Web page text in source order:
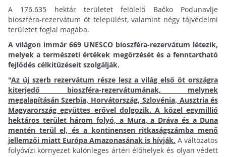
A 176.635 hektár területet felölelő Bačko Podunavlje
bioszféra-rezervátum öt települést, valamint négy tájvédelmi
területet foglal magába.
A világon immár 669 UNESCO bioszféra-rezervátum létezik,
melyek a természeti értékek megőrzését és a fenntartható
fejlődés célkitűzéseit szolgálják.
"Az új szerb rezervátum része lesz a világ első öt országra
kiterjedő bioszféra-rezervátumának, melynek
megalapításán Szerbia, Horvátország, Szlovénia, Ausztria és
Magyarország együttes erővel dolgozik. A közel egymillió
hektáros terület három folyó, a Mura, a Dráva és a Duna
mentén terül el, és a kontinensen ritkaságszámba menő
jellemzői miatt Európa Amazonasának is hívják. A változatos
folyóvízi környezet különleges ártéri élőhelyek és olyan védett